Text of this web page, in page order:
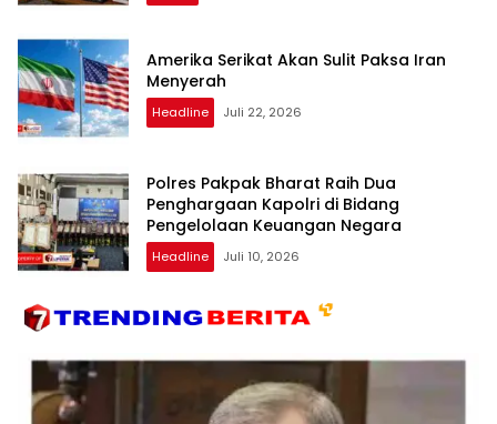
Amerika Serikat Akan Sulit Paksa Iran
Menyerah
Headline Juli 22, 2026
Polres Pakpak Bharat Raih Dua
Penghargaan Kapolri di Bidang
Pengelolaan Keuangan Negara
Headline Juli 10, 2026